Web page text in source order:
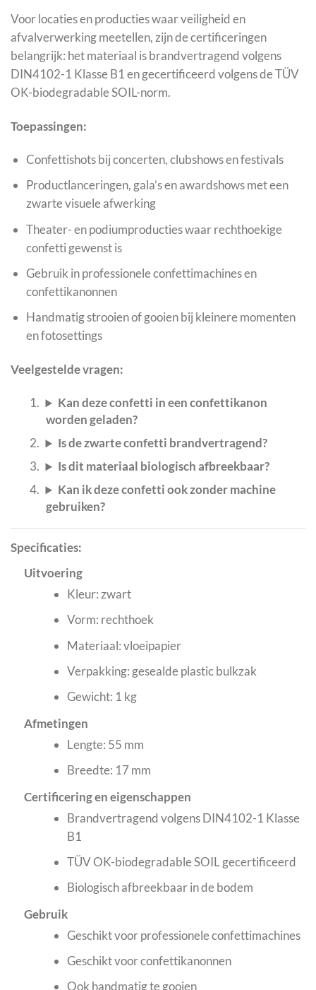
Voor locaties en producties waar veiligheid en
afvalverwerking meetellen, zijn de certificeringen
belangrijk: het materiaal is brandvertragend volgens
DIN4102-1 Klasse B1 en gecertificeerd volgens de TÜV
OK-biodegradable SOIL-norm.
Toepassingen:
Confettishots bij concerten, clubshows en festivals
Productlanceringen, gala’s en awardshows met een
zwarte visuele afwerking
Theater- en podiumproducties waar rechthoekige
confetti gewenst is
Gebruik in professionele confettimachines en
confettikanonnen
Handmatig strooien of gooien bij kleinere momenten
en fotosettings
Veelgestelde vragen:
Kan deze confetti in een confettikanon
worden geladen?
Is de zwarte confetti brandvertragend?
Is dit materiaal biologisch afbreekbaar?
Kan ik deze confetti ook zonder machine
gebruiken?
Specificaties:
Uitvoering
Kleur: zwart
Vorm: rechthoek
Materiaal: vloeipapier
Verpakking: gesealde plastic bulkzak
Gewicht: 1 kg
Afmetingen
Lengte: 55 mm
Breedte: 17 mm
Certificering en eigenschappen
Brandvertragend volgens DIN4102-1 Klasse
B1
TÜV OK-biodegradable SOIL gecertificeerd
Biologisch afbreekbaar in de bodem
Gebruik
Geschikt voor professionele confettimachines
Geschikt voor confettikanonnen
Ook handmatig te gooien